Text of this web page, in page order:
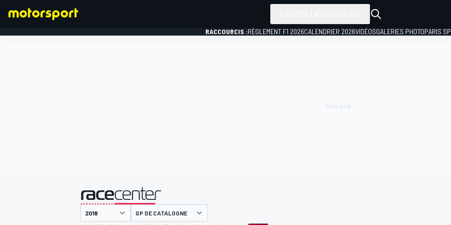
RACCOURCIS :RÈGLEMENT F1 2026CALENDRIER 2026VIDÉOSGALERIES PHOTOPARIS
présenté par
GP DE CATALOGNE